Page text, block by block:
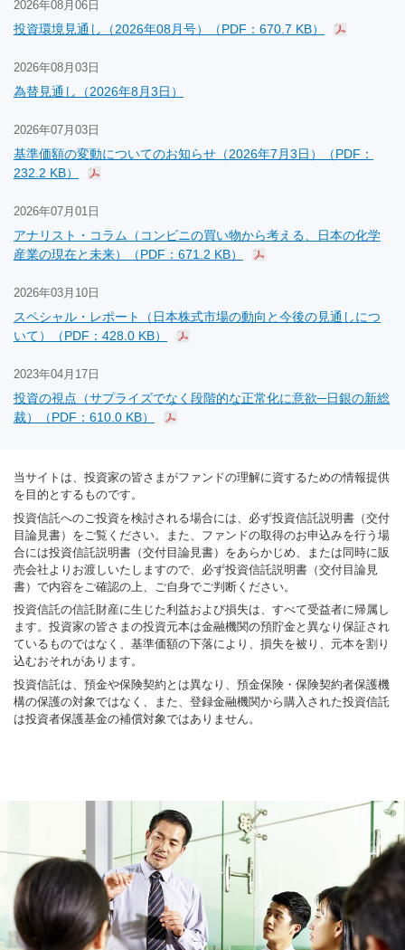
2026年08月06日
投資環境見通し（2026年08月号）（PDF：670.7 KB）
2026年08月03日
為替見通し（2026年8月3日）
2026年07月03日
基準価額の変動についてのお知らせ（2026年7月3日）（PDF：
232.2 KB）
2026年07月01日
アナリスト・コラム（コンビニの買い物から考える、日本の化学
産業の現在と未来）（PDF：671.2 KB）
2026年03月10日
スペシャル・レポート（日本株式市場の動向と今後の見通しにつ
いて）（PDF：428.0 KB）
2023年04月17日
投資の視点（サプライズでなく段階的な正常化に意欲─日銀の新総
裁）（PDF：610.0 KB）
当サイトは、投資家の皆さまがファンドの理解に資するための情報提供
を目的とするものです。
投資信託へのご投資を検討される場合には、必ず投資信託説明書（交付
目論見書）をご覧ください。また、ファンドの取得のお申込みを行う場
合には投資信託説明書（交付目論見書）をあらかじめ、または同時に販
売会社よりお渡しいたしますので、必ず投資信託説明書（交付目論見
書）で内容をご確認の上、ご自身でご判断ください。
投資信託の信託財産に生じた利益および損失は、すべて受益者に帰属し
ます。投資家の皆さまの投資元本は金融機関の預貯金と異なり保証され
ているものではなく、基準価額の下落により、損失を被り、元本を割り
込むおそれがあります。
投資信託は、預金や保険契約とは異なり、預金保険・保険契約者保護機
構の保護の対象ではなく、また、登録金融機関から購入された投資信託
は投資者保護基金の補償対象ではありません。